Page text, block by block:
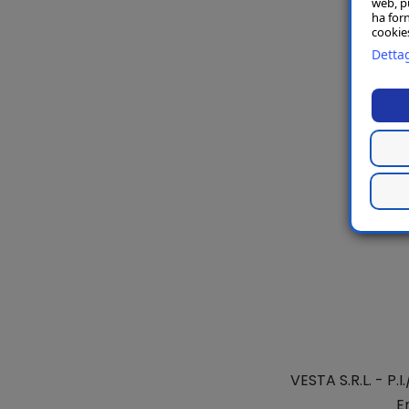
VESTA S.R.L. -
ha